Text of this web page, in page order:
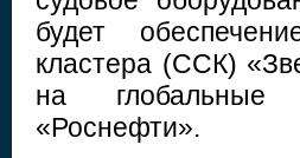
будет
кластера (ССК)
на глобальные
«Роснефти».